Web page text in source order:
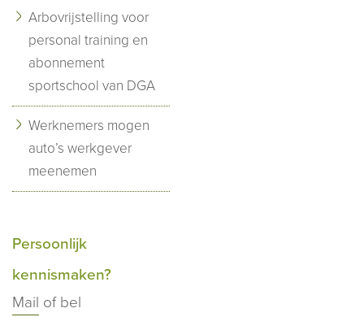
Arbovrijstelling voor
personal training en
abonnement
sportschool van DGA
Werknemers mogen
auto’s werkgever
meenemen
Persoonlijk
kennismaken?
Mail of bel